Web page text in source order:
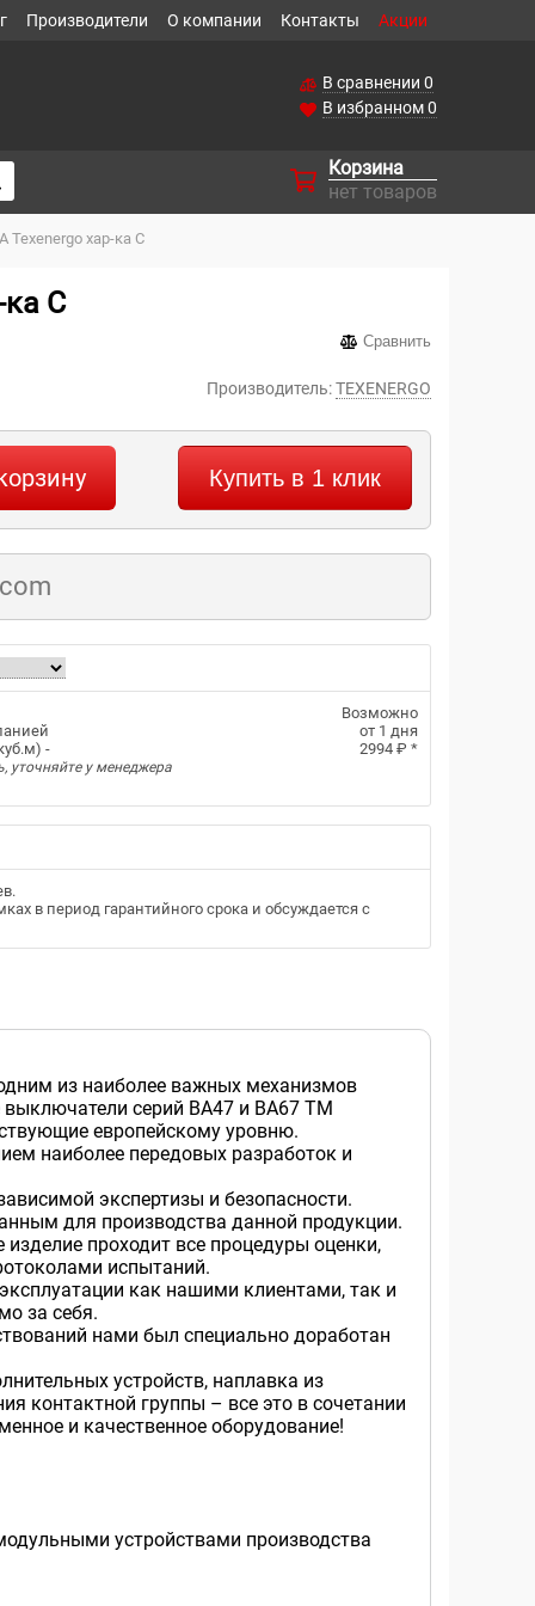
Производители О компании Контакты Акции
В сравнении 0
В избранном0
Корзина
нет товаров
хар-ка С
ка С
Сравнить
Производитель:TEXENERGO
Купить в 1 клик
Возможно
от 1 дня
-
2994 ₽ *
уточняйте у менеджера
.
в период гарантийного срока и обсуждается с
из наиболее важных механизмов
выключатели серий ВА47 и ВА67 ТМ
европейскому уровню.
наиболее передовых разработок и
экспертизы и безопасности.
для производства данной продукции.
проходит все процедуры оценки,
испытаний.
как нашими клиентами, так и
за себя.
нами был специально доработан
устройств, наплавка из
контактной группы – все это в сочетании
и качественное оборудование!
устройствами производства